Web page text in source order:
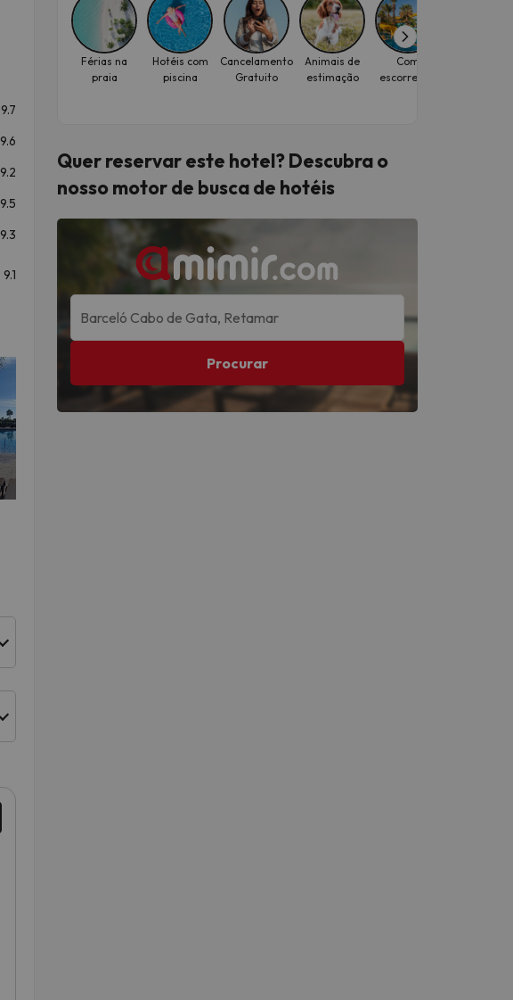
Férias na
praia
Hotéis com
piscina
Cancelamento
Gratuito
Animais de
estimação
Com
escorregas
Quer reservar este hotel? Descubrao
nosso motor de busca de hotéis
Procurar